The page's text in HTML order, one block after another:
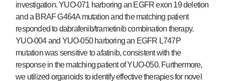
investigation. YUO-071 harboring an EGFR exon 19 deletion
and a BRAF G464A mutation and the matching patient
responded to dabrafenib/trametinib combination therapy.
YUO-004 and YUO-050 harboring an EGFR L747P
mutation was sensitive to afatinib, consistent with the
response in the matching patient of YUO-050. Furthermore,
we utilized organoids to identify effective therapies for novel